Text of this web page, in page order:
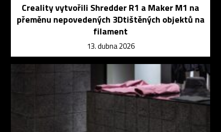
Creality vytvořili Shredder R1 a Maker M1 na
přeměnu nepovedených 3Dtištěných objektů na
filament
13. dubna 2026